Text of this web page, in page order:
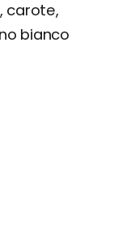
carote,
bianco